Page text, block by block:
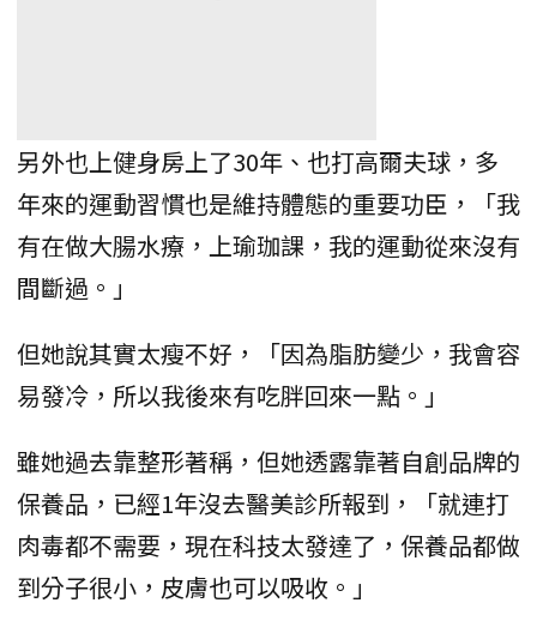
另外也上健身房上了30年、也打高爾夫球，多
年來的運動習慣也是維持體態的重要功臣，「我
有在做大腸水療，上瑜珈課，我的運動從來沒有
間斷過。」
但她說其實太瘦不好，「因為脂肪變少，我會容
易發冷，所以我後來有吃胖回來一點。」
雖她過去靠整形著稱，但她透露靠著自創品牌的
保養品，已經1年沒去醫美診所報到，「就連打
肉毒都不需要，現在科技太發達了，保養品都做
到分子很小，皮膚也可以吸收。」